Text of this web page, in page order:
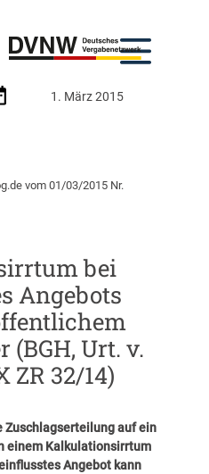
1. März 2015
vom 01/03/2015 Nr.
bei
Angebots
(BGH, Urt. v.
ZR 32/14)
Zuschlagserteilung auf ein
einem Kalkulationsirrtum
Angebot kann